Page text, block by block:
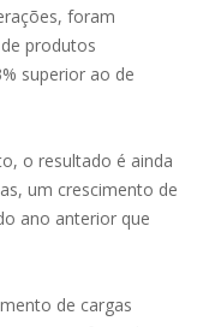
foram
produtos
superior ao de
o resultado é ainda
um crescimento de
ano anterior que
de cargas